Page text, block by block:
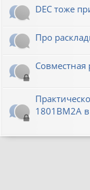
DEC тоже
Про
1801ВМ2А